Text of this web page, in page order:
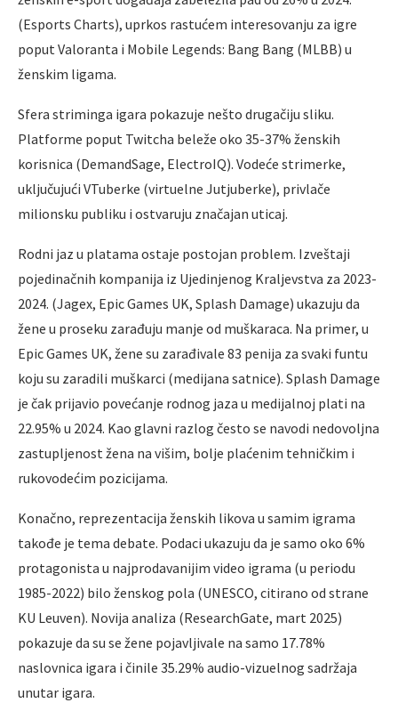
(Esports Charts), uprkos rastućem interesovanju za igre
poput Valoranta i Mobile Legends: Bang Bang (MLBB) u
ženskim ligama.
Sfera striminga igara pokazuje nešto drugačiju sliku.
Platforme poput Twitcha beleže oko 35-37% ženskih
korisnica (DemandSage, ElectroIQ). Vodeće strimerke,
uključujući VTuberke (virtuelne Jutjuberke), privlače
milionsku publiku i ostvaruju značajan uticaj.
Rodni jaz u platama ostaje postojan problem. Izveštaji
pojedinačnih kompanija iz Ujedinjenog Kraljevstva za 2023-
2024. (Jagex, Epic Games UK, Splash Damage) ukazuju da
žene u proseku zarađuju manje od muškaraca. Na primer, u
Epic Games UK, žene su zarađivale 83 penija za svaki funtu
koju su zaradili muškarci (medijana satnice). Splash Damage
je čak prijavio povećanje rodnog jaza u medijalnoj plati na
22.95% u 2024. Kao glavni razlog često se navodi nedovoljna
zastupljenost žena na višim, bolje plaćenim tehničkim i
rukovodećim pozicijama.
Konačno, reprezentacija ženskih likova u samim igrama
takođe je tema debate. Podaci ukazuju da je samo oko 6%
protagonista u najprodavanijim video igrama (u periodu
1985-2022) bilo ženskog pola (UNESCO, citirano od strane
KU Leuven). Novija analiza (ResearchGate, mart 2025)
pokazuje da su se žene pojavljivale na samo 17.78%
naslovnica igara i činile 35.29% audio-vizuelnog sadržaja
unutar igara.